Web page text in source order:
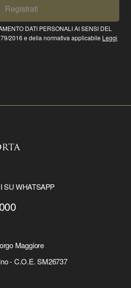
Registrati
DATI PERSONALI AI SENSI DEL
2016 e della normativa applicabile Leggi
SU WHATSAPP
Maggiore
- C.O.E. SM26737